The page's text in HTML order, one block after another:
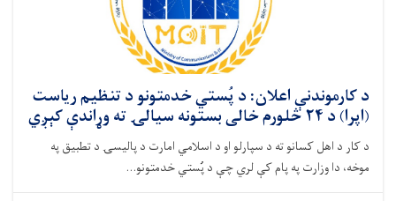
د کارموندنې اعلان: د پُستي خدمتونو د تنظیم ریاست
(اپرا) د ۲۴ څلورم خالی بستونه سیالۍ ته وړاندې کېږي
د کار د اهل کسانو ته د سپارلو او د اسلامي امارت د پالیسۍ د تطبیق په
موخه، دا وزارت په پام کې لري چې د پُستي خدمتونو...